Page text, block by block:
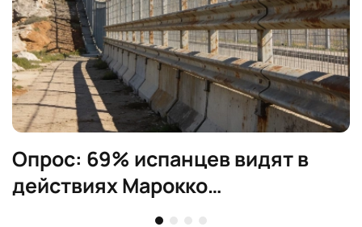
Опрос: 69% испанцев видят в
действиях Марокко
политический шантаж